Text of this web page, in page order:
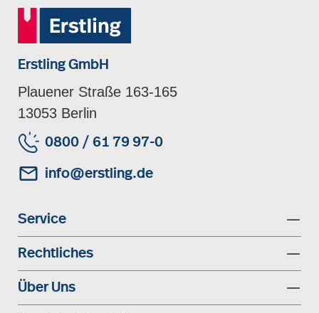
Erstling GmbH
Plauener Straße 163-165
13053 Berlin
0800 / 61 79 97-0
info@erstling.de
Service
Rechtliches
Über Uns